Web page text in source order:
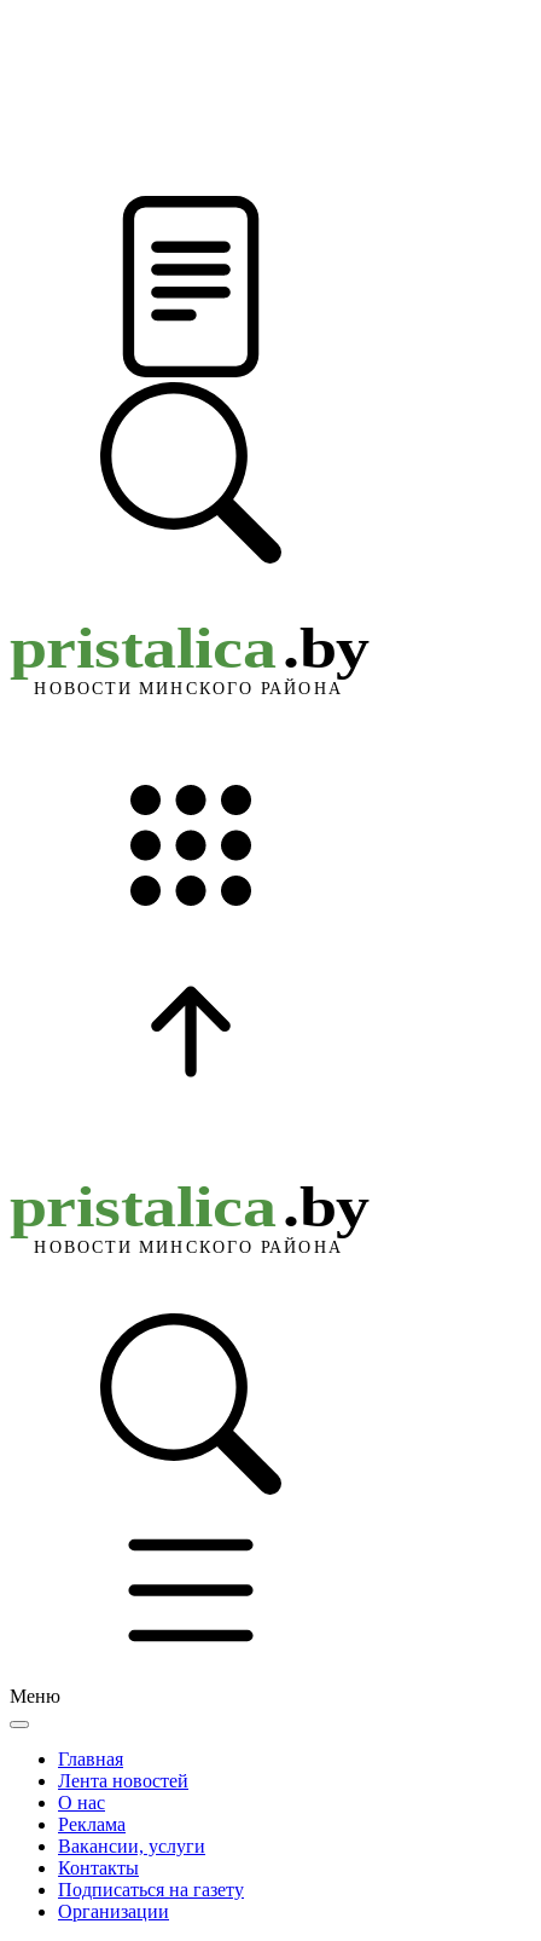
Меню
Главная
Лента новостей
О нас
Реклама
Вакансии, услуги
Контакты
Подписаться на газету
Организации